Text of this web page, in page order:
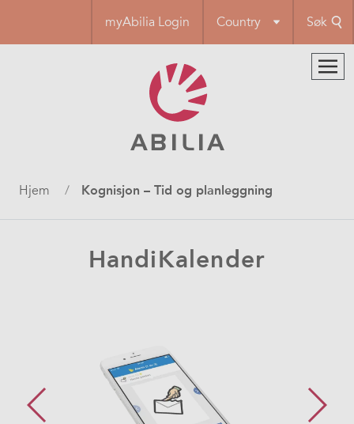
hovedinnhold
myAbilia Login Country Søk
Navigasjonssti
Hjem Kognisjon – Tid og planleggning
HandiKalender